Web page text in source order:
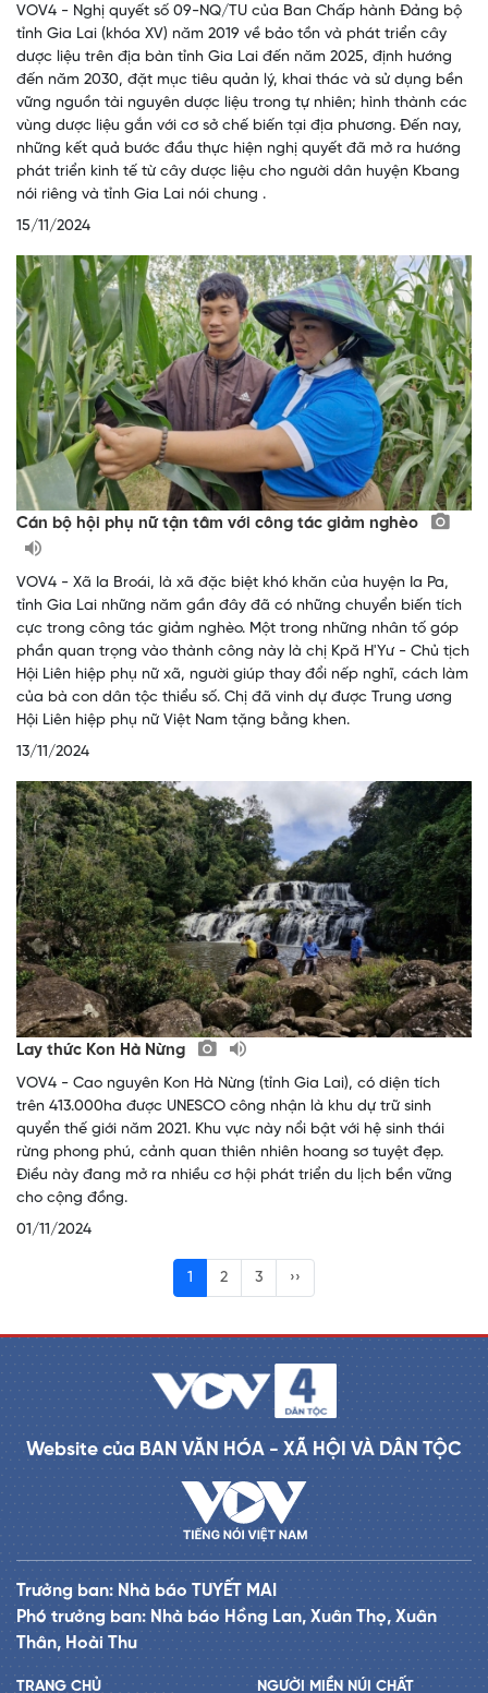
VOV4 - Nghị quyết số 09-NQ/TU của Ban Chấp hành Đảng bộ
tỉnh Gia Lai (khóa XV) năm 2019 về bảo tồn và phát triển cây
dược liệu trên địa bàn tỉnh Gia Lai đến năm 2025, định hướng
đến năm 2030, đặt mục tiêu quản lý, khai thác và sử dụng bền
vững nguồn tài nguyên dược liệu trong tự nhiên; hình thành các
vùng dược liệu gắn với cơ sở chế biến tại địa phương. Đến nay,
những kết quả bước đầu thực hiện nghị quyết đã mở ra hướng
phát triển kinh tế từ cây dược liệu cho người dân huyện Kbang
nói riêng và tỉnh Gia Lai nói chung .
15/11/2024
Cán bộ hội phụ nữ tận tâm với công tác giảm nghèo
VOV4 - Xã Ia Broái, là xã đặc biệt khó khăn của huyện Ia Pa,
tỉnh Gia Lai những năm gần đây đã có những chuyển biến tích
cực trong công tác giảm nghèo. Một trong những nhân tố góp
phần quan trọng vào thành công này là chị Kpă H'Yư - Chủ tịch
Hội Liên hiệp phụ nữ xã, người giúp thay đổi nếp nghĩ, cách làm
của bà con dân tộc thiểu số. Chị đã vinh dự được Trung ương
Hội Liên hiệp phụ nữ Việt Nam tặng bằng khen.
13/11/2024
Lay thức Kon Hà Nừng
VOV4 - Cao nguyên Kon Hà Nừng (tỉnh Gia Lai), có diện tích
trên 413.000ha được UNESCO công nhận là khu dự trữ sinh
quyển thế giới năm 2021. Khu vực này nổi bật với hệ sinh thái
rừng phong phú, cảnh quan thiên nhiên hoang sơ tuyệt đẹp.
Điều này đang mở ra nhiều cơ hội phát triển du lịch bền vững
cho cộng đồng.
01/11/2024
1 2 3 ››
Website của BAN VĂN HÓA - XÃ HỘI VÀ DÂN TỘC
Trưởng ban: Nhà báo TUYẾT MAI
Phó trưởng ban: Nhà báo Hồng Lan, Xuân Thọ, Xuân
Thân, Hoài Thu
TRANG CHỦ NGƯỜI MIỀN NÚI CHẤT